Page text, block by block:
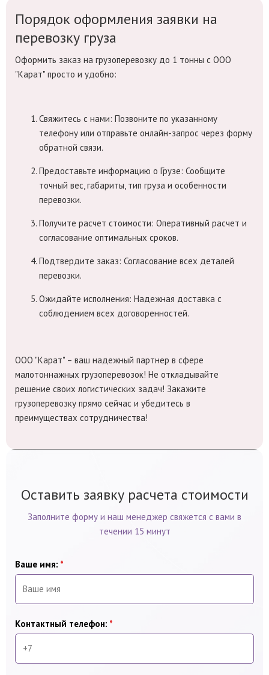
Порядок оформления заявки на
перевозку груза
Оформить заказ на грузоперевозку до 1 тонны с ООО
"Карат" просто и удобно:
Свяжитесь с нами: Позвоните по указанному
телефону или отправьте онлайн-запрос через форму
обратной связи.
Предоставьте информацию о Грузе: Сообщите
точный вес, габариты, тип груза и особенности
перевозки.
Получите расчет стоимости: Оперативный расчет и
согласование оптимальных сроков.
Подтвердите заказ: Согласование всех деталей
перевозки.
Ожидайте исполнения: Надежная доставка с
соблюдением всех договоренностей.
ООО "Карат" – ваш надежный партнер в сфере
малотоннажных грузоперевозок! Не откладывайте
решение своих логистических задач! Закажите
грузоперевозку прямо сейчас и убедитесь в
преимуществах сотрудничества!
Оставить заявку расчета стоимости
Заполните форму и наш менеджер свяжется с вами в
течении 15 минут
Ваше имя: *
Контактный телефон: *